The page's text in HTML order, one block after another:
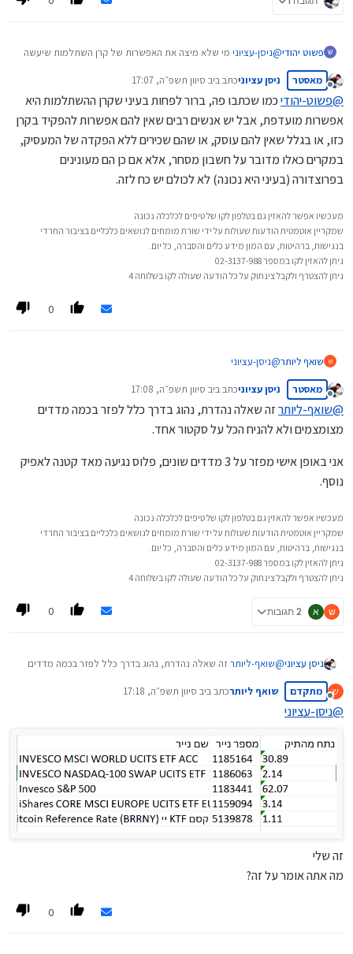
בחלק מבתי ההשקעות יש אפשרות להו"ק.
עוד שאלה: (נפק"מ הלכתית) האם בצורת מסחר כזו מחזיקים ממש
במניות וכתוצאה מכך בחלק מהחברות הכלולות בו, או שזה כמו
שאר החברות שאין לך אחיזה ממשית במדד ובחברות.תלוי,
יש קרנות אקטיביות שקונות את המניות עצמם של החברות שנמצאות
פשוט יהודי@ניסן-עציוני מי שלא מיצה את האפשרות של קרן השתלמות שיעשה
מנותק
מאסטר ניסן עציוניכתב ביב סיוון תשפ״ה, 17:07
נערך לאחרונה על ידי
@פשוט-יהודיכמו שכתבו פה, ברור לפחות בעיני שקרן ההשתלמות היא
אפשרות מועדפת, אבל יש אנשים רבים שאין להם אפשרות להפקיד בקרן
כזו, או בגלל שאין להם עוסק, או שהם שכירים ללא הפקדה של המעסיק,
במקרים כאלו מדובר על חשבון מסחר, אלא אם כן הם מעונינים
בפרוצדורה (בעיני היא נכונה) לא לכולם יש כח לזה.
מעכשיו אפשר להאזין גם בטלפון לקו של טיפים לכלכלה נכונה
שמקריין אוטמטית הודעות שעולות על ידי שורת מומחים לנושאים כלכליים בציבור החרדי
בנגישות, ברהיטות, עם המון מידע כלים והסברה, כל יום.
ניתן להאזין לקו במספר 02-3137-988
ניתן להצטרף ולקבל צינתוק על כל הודעה שעולה לקו בשלוחה 4
0
ש שואף ליותר@ניסן-עציוני
איזה?
מנותק
מאסטר ניסן עציוניכתב ביב סיוון תשפ״ה, 17:08
נערך לאחרונה על ידי
@שואף-ליותרזה שאלה נהדרת, נהוג בדרך כלל לפזר בכמה מדדים
מצומצמים ולא להניח הכל על סקטור אחד.
אני באופן אישי מפזר על 3 מדדים שונים, פלוס נגיעה מאד קטנה לאפיק
נוסף.
מעכשיו אפשר להאזין גם בטלפון לקו של טיפים לכלכלה נכונה
שמקריין אוטמטית הודעות שעולות על ידי שורת מומחים לנושאים כלכליים בציבור החרדי
בנגישות, ברהיטות, עם המון מידע כלים והסברה, כל יום.
ניתן להאזין לקו במספר 02-3137-988
ניתן להצטרף ולקבל צינתוק על כל הודעה שעולה לקו בשלוחה 4
ש א 2 תגובות 0
ניסן עציוני@שואף-ליותרזה שאלה נהדרת, נהוג בדרך כלל לפזר בכמה מדדים
אני באופן אישי מפזר על 3 מדדים שונים, פלוס נגיעה מאד קטנה
ש
מנותק
מתקדם שואף ליותרכתב ביב סיוון תשפ״ה, 17:18
נערך לאחרונה על ידי
@ניסן-עציוני
זה שלי
מה אתה אומר על זה?
0